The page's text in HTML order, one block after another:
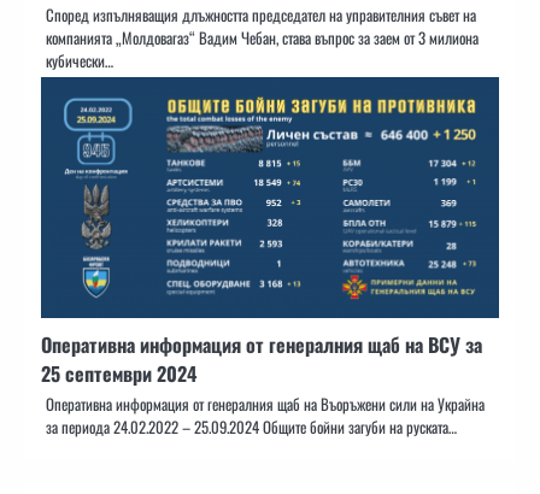
Според изпълняващия длъжността председател на управителния съвет на
компанията „Молдовагаз“ Вадим Чебан, става въпрос за заем от 3 милиона
кубически…
Оперативна информация от генералния щаб на ВСУ за
25 септември 2024
Оперативна информация от генералния щаб на Въоръжени сили на Украйна
за периода 24.02.2022 – 25.09.2024 Общите бойни загуби на руската…